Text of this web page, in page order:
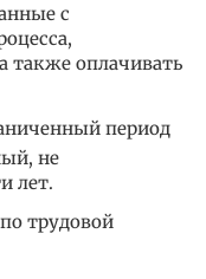
с
также оплачивать
период
не
лет.
трудовой